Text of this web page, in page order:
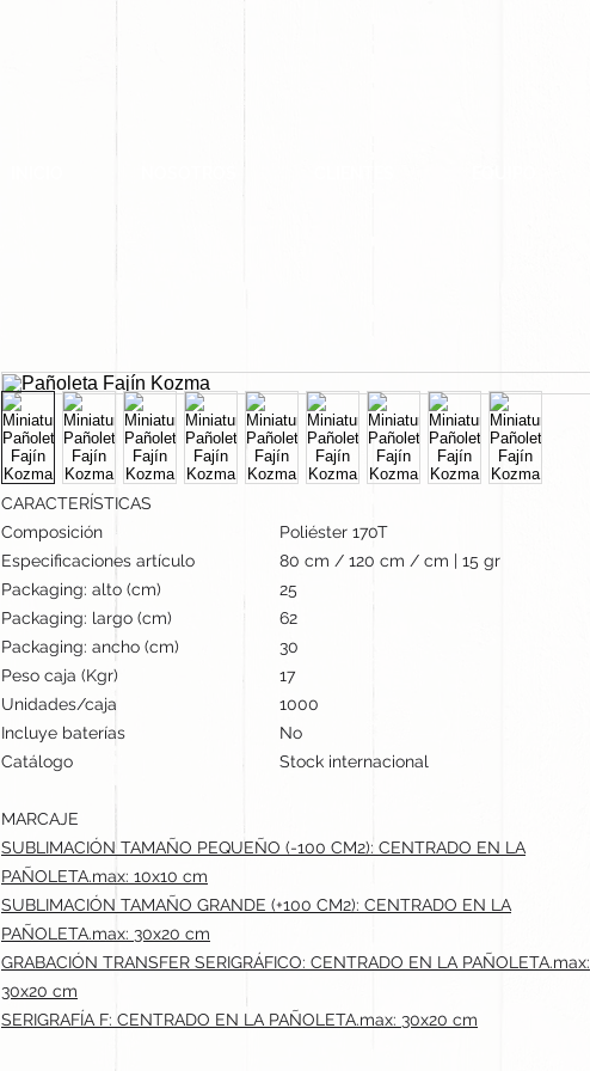
CARACTERÍSTICAS
Composición
Poliéster 170T
Especificaciones artículo
80 cm / 120 cm / cm | 15 gr
Packaging: alto (cm)
25
Packaging: largo (cm)
62
Packaging: ancho (cm)
30
Peso caja (Kgr)
17
Unidades/caja
1000
Incluye baterías
No
Catálogo
Stock internacional
MARCAJE
SUBLIMACIÓN TAMAÑO PEQUEÑO (-100 CM2): CENTRADO EN LA
PAÑOLETA.max: 10x10 cm
SUBLIMACIÓN TAMAÑO GRANDE (+100 CM2): CENTRADO EN LA
PAÑOLETA.max: 30x20 cm
GRABACIÓN TRANSFER SERIGRÁFICO: CENTRADO EN LA PAÑOLETA.max:
30x20 cm
SERIGRAFÍA F: CENTRADO EN LA PAÑOLETA.max: 30x20 cm